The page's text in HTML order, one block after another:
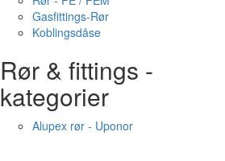
Gasfittings-Rør
Koblingsdåse
Rør & fittings -
kategorier
Alupex rør - Uponor